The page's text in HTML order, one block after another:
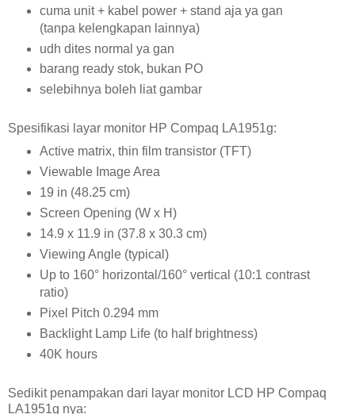
cuma unit + kabel power + stand aja ya gan
(tanpa kelengkapan lainnya)
udh dites normal ya gan
barang ready stok, bukan PO
selebihnya boleh liat gambar
Spesifikasi layar monitor HP Compaq LA1951g:
Active matrix, thin film transistor (TFT)
Viewable Image Area
19 in (48.25 cm)
Screen Opening (W x H)
14.9 x 11.9 in (37.8 x 30.3 cm)
Viewing Angle (typical)
Up to 160° horizontal/160° vertical (10:1 contrast
ratio)
Pixel Pitch 0.294 mm
Backlight Lamp Life (to half brightness)
40K hours
Sedikit penampakan dari layar monitor LCD HP Compaq
LA1951g nya: